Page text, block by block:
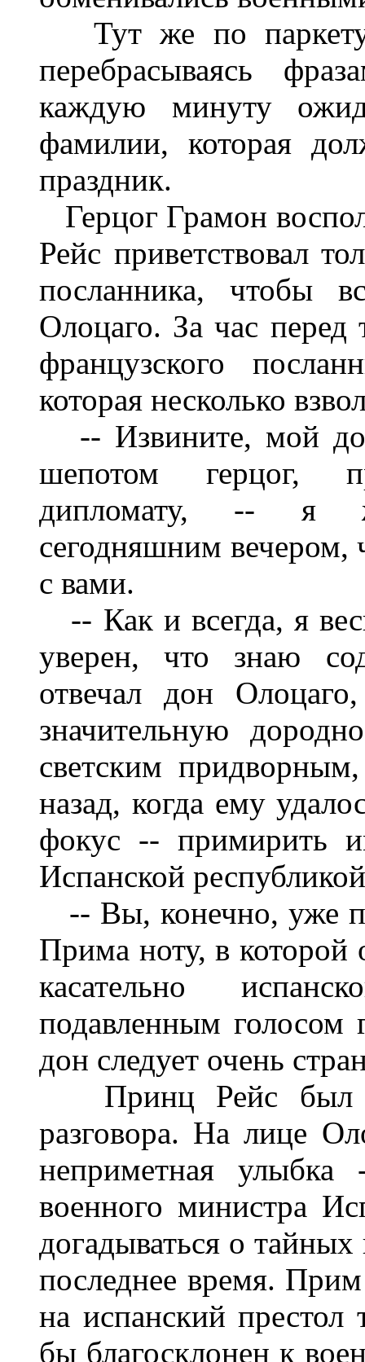
Тут же по паркету
перебрасываясь
каждую минуту
фамилии, которая
праздник.
Герцог Грамон
Рейс приветствовал
посланника, чтобы
Олоцаго. За час
французского
которая несколько
-- Извините, мой
шепотом герцог,
дипломату, -- я
сегодняшним вечером,
с вами.
-- Как и всегда, я
уверен, что знаю
отвечал дон
значительную
светским
назад, когда ему
фокус -- примирить
Испанской
-- Вы, конечно, уже
Прима ноту, в которой
касательно
подавленным голосом
дон следует очень
Принц Рейс был
разговора. На лице
неприметная
военного министра
догадываться о
последнее время.
на испанский престол
бы благосклонен к